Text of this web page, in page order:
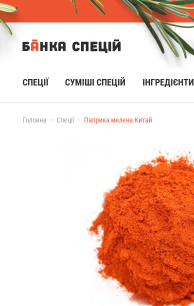
СПЕЦІЇ CУМІШІ СПЕЦІЙ ІНГРЕДІЄНТИ
Головна Спеції Паприка мелена Китай